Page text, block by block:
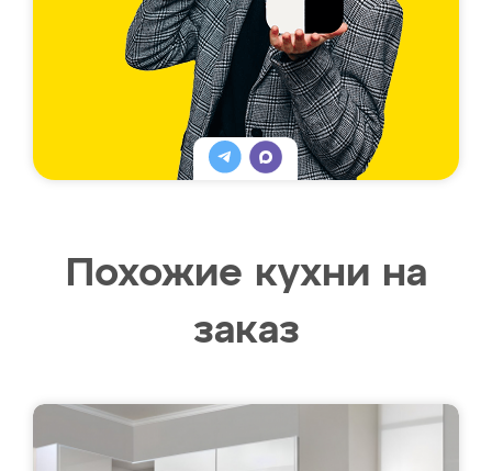
Похожие кухни на
заказ